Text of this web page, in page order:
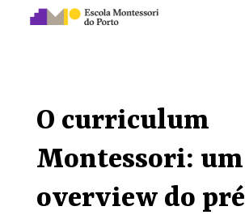
O curriculum
Montessori: um
overview do pré